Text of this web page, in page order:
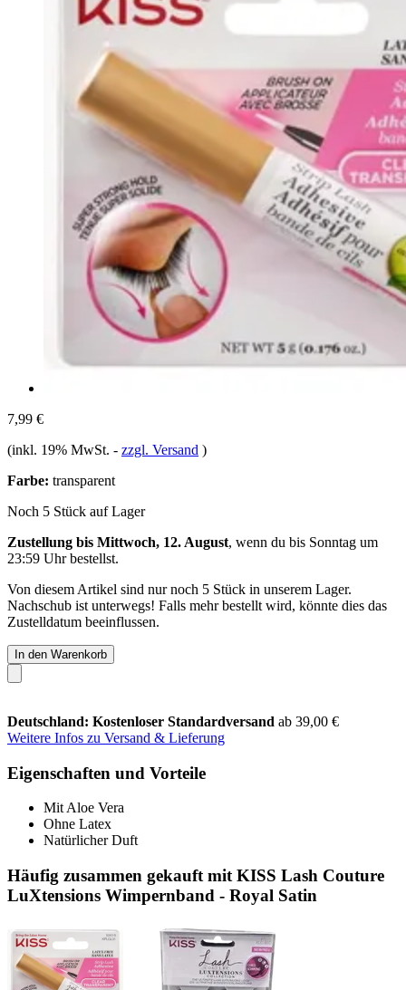
7,99 €
(inkl. 19% MwSt. - zzgl. Versand )
Farbe: transparent
Noch 5 Stück auf Lager
Zustellung bis Mittwoch, 12. August, wenn du bis Sonntag um
23:59 Uhrbestellst.
Von diesem Artikel sind nur noch 5 Stück in unserem Lager.
Nachschub ist unterwegs! Falls mehr bestellt wird, könnte dies das
Zustelldatum beeinflussen.
In den Warenkorb
Deutschland: Kostenloser Standardversand ab 39,00 €
Weitere Infos zu Versand & Lieferung
Eigenschaften und Vorteile
Mit Aloe Vera
Ohne Latex
Natürlicher Duft
Häufig zusammen gekauft mit KISS Lash Couture
LuXtensions Wimpernband - Royal Satin